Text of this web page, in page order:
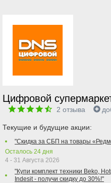
Цифровой
2 отзыва
Текущие и будущие акции:
"Скидка за СБП на товары
Осталось 24 дня
4 - 31 Августа 2026
"Купи комплект техники Beko,
Indesit - получи скидку до 30%!"